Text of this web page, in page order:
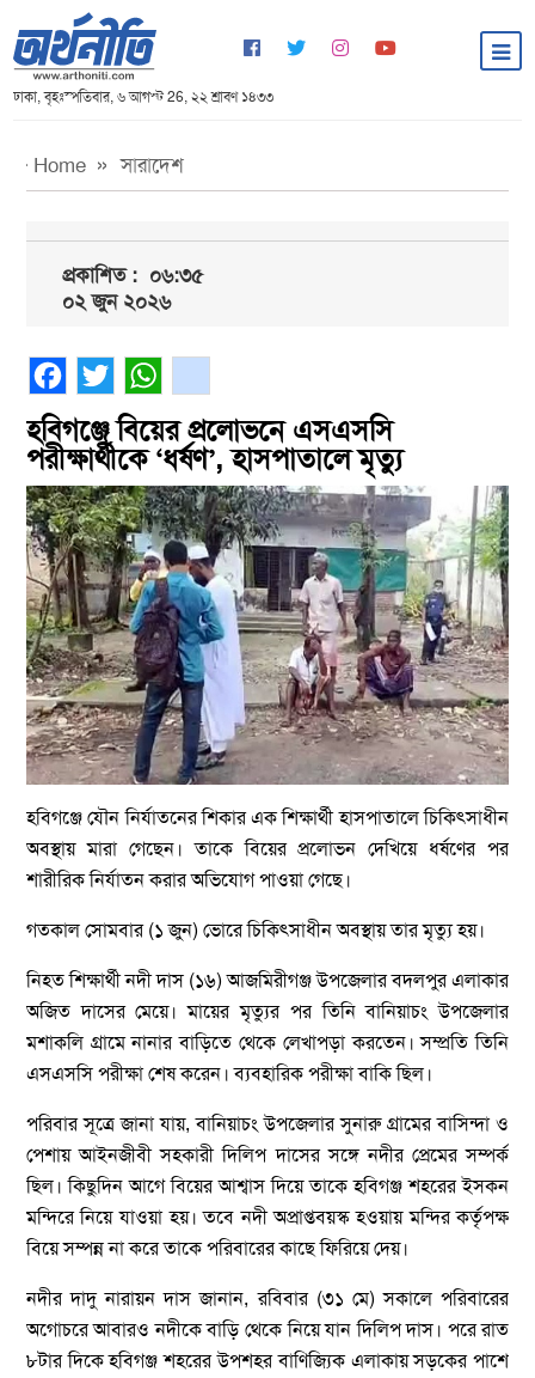
ঢাকা, বৃহঃস্পতিবার, ৬ আগস্ট 26, ২২ শ্রাবণ ১৪৩৩
Home সারাদেশ
প্রকাশিত :০৬:৩৫
০২ জুন ২০২৬
হবিগঞ্জে বিয়ের প্রলোভনে এসএসসি
পরীক্ষার্থীকে ‘ধর্ষণ’, হাসপাতালে মৃত্যু
হবিগঞ্জে যৌন নির্যাতনের শিকার এক শিক্ষার্থী হাসপাতালে চিকিৎসাধীন
অবস্থায় মারা গেছেন। তাকে বিয়ের প্রলোভন দেখিয়ে ধর্ষণের পর
শারীরিক নির্যাতন করার অভিযোগ পাওয়া গেছে।
গতকাল সোমবার (১ জুন) ভোরে চিকিৎসাধীন অবস্থায় তার মৃত্যু হয়।
নিহত শিক্ষার্থী নদী দাস (১৬) আজমিরীগঞ্জ উপজেলার বদলপুর এলাকার
অজিত দাসের মেয়ে। মায়ের মৃত্যুর পর তিনি বানিয়াচং উপজেলার
মশাকলি গ্রামে নানার বাড়িতে থেকে লেখাপড়া করতেন। সম্প্রতি তিনি
এসএসসি পরীক্ষা শেষ করেন। ব্যবহারিক পরীক্ষা বাকি ছিল।
পরিবার সূত্রে জানা যায়, বানিয়াচং উপজেলার সুনারু গ্রামের বাসিন্দা ও
পেশায় আইনজীবী সহকারী দিলিপ দাসের সঙ্গে নদীর প্রেমের সম্পর্ক
ছিল। কিছুদিন আগে বিয়ের আশ্বাস দিয়ে তাকে হবিগঞ্জ শহরের ইসকন
মন্দিরে নিয়ে যাওয়া হয়। তবে নদী অপ্রাপ্তবয়স্ক হওয়ায় মন্দির কর্তৃপক্ষ
বিয়ে সম্পন্ন না করে তাকে পরিবারের কাছে ফিরিয়ে দেয়।
নদীর দাদু নারায়ন দাস জানান, রবিবার (৩১ মে) সকালে পরিবারের
অগোচরে আবারও নদীকে বাড়ি থেকে নিয়ে যান দিলিপ দাস। পরে রাত
৮টার দিকে হবিগঞ্জ শহরের উপশহর বাণিজ্যিক এলাকায় সড়কের পাশে